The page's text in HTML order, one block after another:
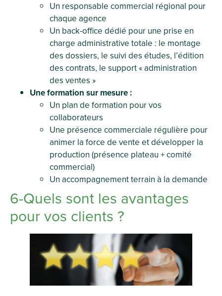
Un responsable commercial régional pour
chaque agence
Un back-office dédié pour une prise en
charge administrative totale : le montage
des dossiers, le suivi des études, l’édition
des contrats, le support « administration
des ventes »
Une formation sur mesure :
Un plan de formation pour vos
collaborateurs
Une présence commerciale régulière pour
animer la force de vente et développer la
production (présence plateau + comité
commercial)
Un accompagnement terrain à la demande
6-Quels sont les avantages
pour vos clients ?